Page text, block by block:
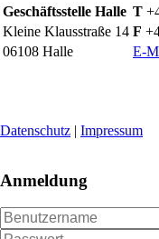
Geschäftsstelle Halle T
Kleine Klausstraße 14 F
06108 Halle
E-
Datenschutz | Impressum
Anmeldung